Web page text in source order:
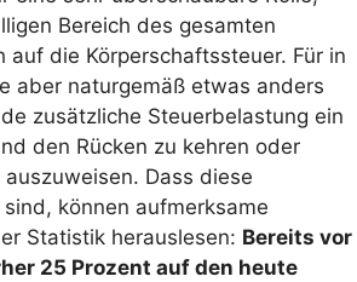
Bereich des gesamten
die Körperschaftssteuer. Für in
aber naturgemäß etwas anders
zusätzliche Steuerbelastung ein
den Rücken zu kehren oder
Dass diese
können aufmerksame
Statistik herauslesen: Bereits vor
25 Prozent auf den heute